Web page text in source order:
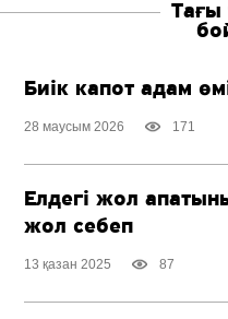
Тағы
Биік капот адам
28 маусым 2026 171
Елдегі жол
жол себеп
13 қазан 2025 87